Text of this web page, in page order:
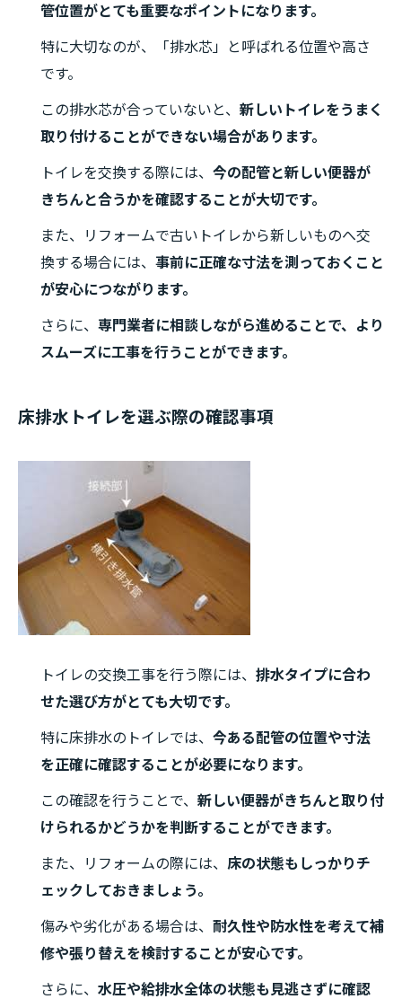
管位置がとても重要なポイントになります。
特に大切なのが、「排水芯」と呼ばれる位置や高さ
です。
この排水芯が合っていないと、 新しいトイレをうまく
取り付けることができない場合があります。
トイレを交換する際には、 今の配管と新しい便器が
きちんと合うかを確認することが大切です。
また、リフォームで古いトイレから新しいものへ交
換する場合には、 事前に正確な寸法を測っておくこと
が安心につながります。
さらに、 専門業者に相談しながら進めることで、より
スムーズに工事を行うことができます。
床排水トイレを選ぶ際の確認事項
トイレの交換工事を行う際には、 排水タイプに合わ
せた選び方がとても大切です。
特に床排水のトイレでは、 今ある配管の位置や寸法
を正確に確認することが必要になります。
この確認を行うことで、 新しい便器がきちんと取り付
けられるかどうかを判断することができます。
また、リフォームの際には、 床の状態もしっかりチ
ェックしておきましょう。
傷みや劣化がある場合は、 耐久性や防水性を考えて補
修や張り替えを検討することが安心です。
さらに、 水圧や給排水全体の状態も見逃さずに確認